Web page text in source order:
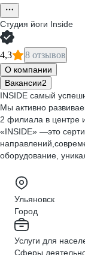
Студия йоги Inside
4,3 8 отзывов
О компании
Вакансии2
INSIDE самый
Мы активно
2 филиала в центре
«INSIDE» —это
оборудование,
Ульяновск
Город
Услуги для
Сферы